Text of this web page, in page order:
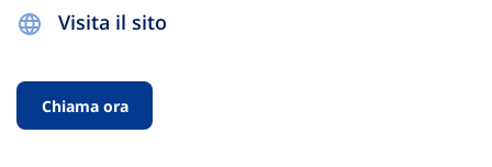
Visita il sito
Chiama ora